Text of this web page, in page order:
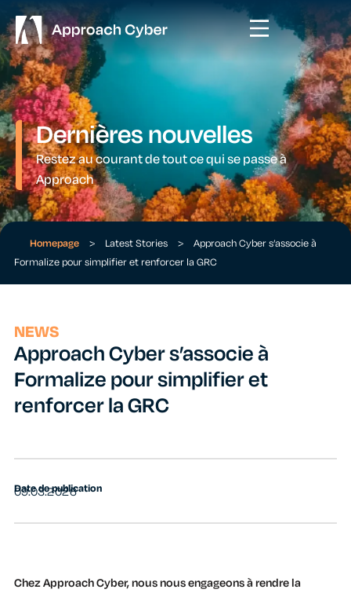
Dernières nouvelles
Restez au courant de tout ce qui se passe à
Approach
Homepage > Latest Stories >
Approach Cyber s’associe à
Formalize pour simplifier et renforcer la GRC
NEWS
Approach Cyber s’associe à
Formalize pour simplifier et
renforcer la GRC
Date de publication
09.03.2026
Chez Approach Cyber, nous nous engageons à rendre la